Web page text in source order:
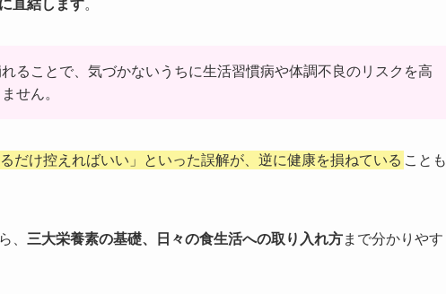
直結します。
ることで、気づかないうちに生活習慣病や体調不良のリスクを高
せん。
だけ控えればいい」といった誤解が、逆に健康を損ねている ことも
、 三大栄養素の基礎、日々の食生活への取り入れ方まで分かりやす